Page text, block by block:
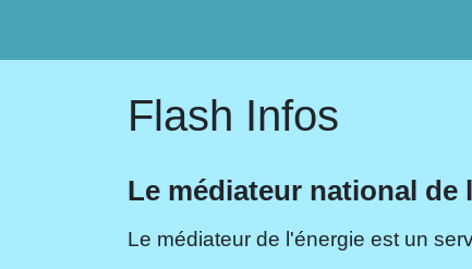
Flash Infos
Le médiateur national de
Le médiateur de l'énergie est un